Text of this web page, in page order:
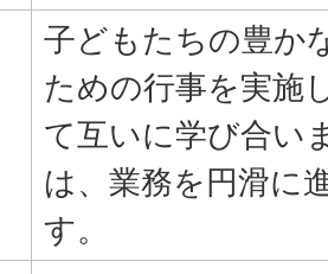
子どもたちの豊か
ための行事を実施
て互いに学び合い
は、業務を円滑に
す。